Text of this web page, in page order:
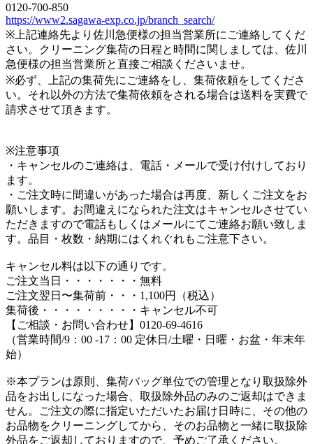
0120-700-850
https://www2.sagawa-exp.co.jp/branch_search/
※上記連絡先より佐川急便様の担当営業所にご連絡してくだ
さい。クリーニング集荷の日程と時間に関しましては、佐川
急便様の担当営業所と直接ご相談くださいませ。
※必ず、上記の集荷先にご連絡をし、集荷依頼をしてくださ
い。それ以外の方法で集荷依頼をされる場合は送料を実費で
請求させて頂きます。
※注意事項
・キャンセルのご連絡は、電話・メールで受け付けしており
ます。
・ご注文時に間違いがあった場合は再度、新しくご注文をお
願いします。お間違えになられた注文はキャンセルさせてい
ただきますので電話もしくはメールにてご連絡お願い致しま
す。品目・枚数・納期にはくれぐれもご注意下さい。
キャンセル料は以下の通りです。
ご注文当日・・・・・・・無料
ご注文翌日〜集荷前・・・1,100円（税込）
集荷後・・・・・・・・・キャンセル不可
【ご相談・お問い合わせ】0120-69-4616
（営業時間/9：00 -17：00 定休日/土曜・日曜・お盆・年末年
始）
※本プランは原則、集荷バッグ単位での管理となり取扱除外
品をお出しになった場合、取扱除外品のみのご返却はできま
せん。ご注文の際に指定いただいたお届け日時に、その他の
お品物をクリーニングしてから、そのお品物と一緒に取扱除
外品をご返却しておりますので、予めご了承ください。